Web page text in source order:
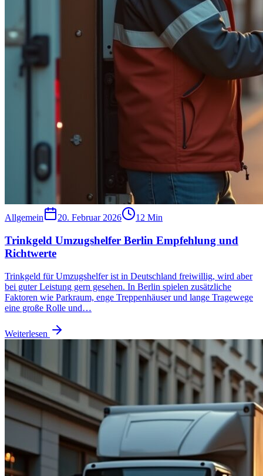
Allgemein 20. Februar 2026 12 Min
Trinkgeld Umzugshelfer Berlin Empfehlung und
Richtwerte
Trinkgeld für Umzugshelfer ist in Deutschland freiwillig, wird aber
bei guter Leistung gern gesehen. In Berlin spielen zusätzliche
Faktoren wie Parkraum, enge Treppenhäuser und lange Tragewege
eine große Rolle und…
Weiterlesen